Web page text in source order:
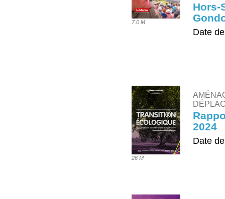
7.0 M
Hors-
Date
26 M
2024
Date